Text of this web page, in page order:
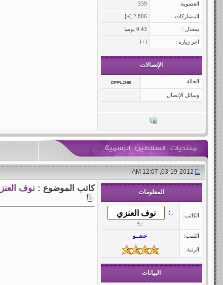
العضوية: 339
المشاركات: 2,806 [
+
]
بمعدل : 0.43 يوميا
اخر زياره : [
+
]
الإتصالات
الحالة:
وسائل الإتصال:
المعلومات
الكاتب:
اللقب: عضــو
الرتبة:
البيانات
كاتب الموضوع : نوف